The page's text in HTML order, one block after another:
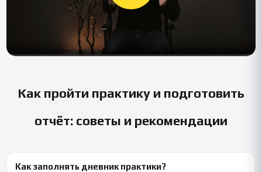
Как пройти практику и подготовить
отчёт: советы и рекомендации
Как заполнять дневник практики?